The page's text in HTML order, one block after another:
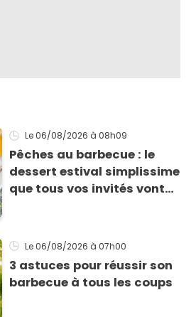
Le 06/08/2026 à 08h09
Pêches au barbecue : le
dessert estival simplissime
que tous vos invités vont
Le 06/08/2026 à 07h00
3 astuces pour réussir son
barbecue à tous les coups